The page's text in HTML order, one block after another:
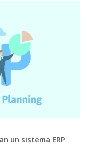
un sistema ERP